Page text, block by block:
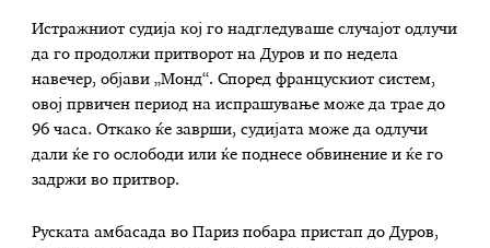
Истражниот судија кој го надгледуваше случајот одлучи
да го продолжи притворот на Дуров и по недела
навечер, објави „Монд“. Според францускиот систем,
овој првичен период на испрашување може да трае до
96 часа. Откако ќе заврши, судијата може да одлучи
дали ќе го ослободи или ќе поднесе обвинение и ќе го
задржи во притвор.
Руската амбасада во Париз побара пристап до Дуров,